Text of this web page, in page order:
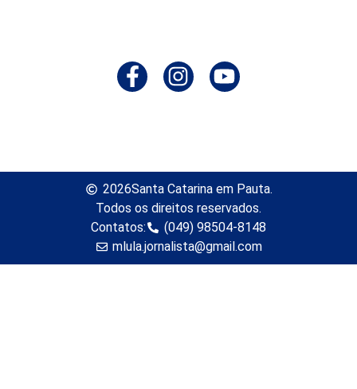
2026Santa Catarina em Pauta.
Todos os direitos reservados.
Contatos:
(049) 98504-8148
mlula.jornalista@gmail.com